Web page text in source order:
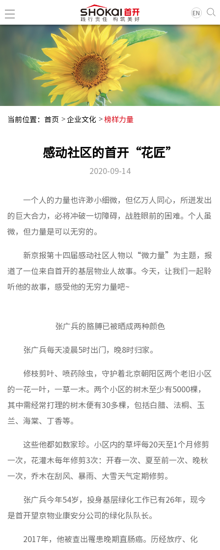
EN
集团简
历史沿
集团新
基层动
投资与
群团工
社会责
当前位置： 首页 企业文化 榜样力量
感动社区的首开“花匠”
2020-09-14
一个人的力量也许渺小细微，但亿万人同心，所迸发出
的巨大合力，必将冲破一切障碍，战胜眼前的困难。个人虽
微，但力量是可以无穷的。
新京报第十四届感动社区人物以“微力量”为主题，报
道了一位来自首开的基层物业人故事。今天，让我们一起聆
听他的故事，感受他的无穷力量吧~
张广兵的胳膊已被晒成两种颜色
张广兵每天凌晨5时出门，晚8时归家。
修枝剪叶、喷药除虫，守护着北京朝阳区两个老旧小区
的一花一叶，一草一木。两个小区的树木至少有5000棵，
其中需经常打理的树木便有30多棵，包括白腊、法桐、玉
兰、海棠、丁香等。
这些他都如数家珍。小区内的草坪每20天至1个月修剪
一次，花灌木每年修剪3次：开春一次、夏至前一次、晚秋
一次，乔木在刮风、暴雨、大雪天气定期修剪。
张广兵今年54岁，投身基层绿化工作已有26年，现今
是首开望京物业康安分公司的绿化队队长。
2017年，他被查出罹患晚期直肠癌。历经放疗、化